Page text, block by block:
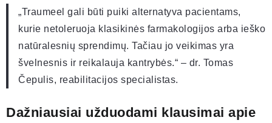
„Traumeel gali būti puiki alternatyva pacientams,
kurie netoleruoja klasikinės farmakologijos arba ieško
natūralesnių sprendimų. Tačiau jo veikimas yra
švelnesnis ir reikalauja kantrybės.“ – dr. Tomas
Čepulis, reabilitacijos specialistas.
Dažniausiai užduodami klausimai apie